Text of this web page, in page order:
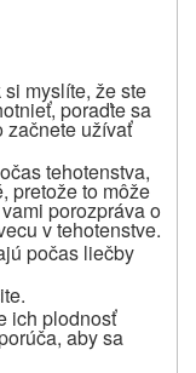
myslíte, že ste
poraďte sa
začnete užívať
tehotenstva,
pretože to môže
porozpráva o
v tehotenstve.
počas liečby
ich plodnosť
aby sa